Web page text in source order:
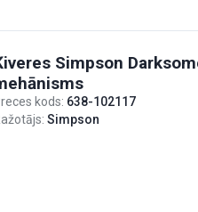
Simpson
kods: 638-102117
Simpson